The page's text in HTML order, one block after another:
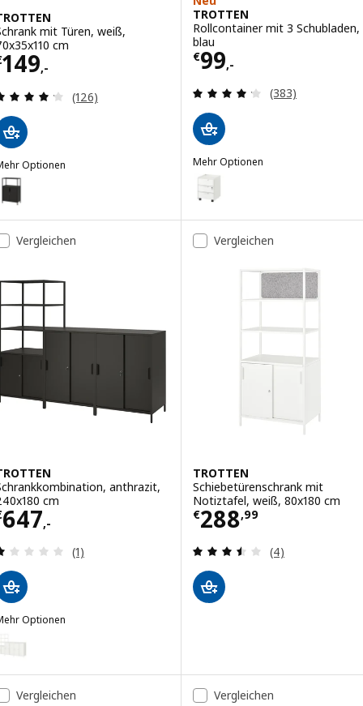
mit Türen, weiß,
cm
149,-€ 149,-
Überprüfung: 4.2 aus 5 sterne. Bewertungen
(126)
Optionen
TROTTEN, Schrank mit Türen, anthrazit, 70x35x110 cm
TROTTEN, Schrank mit Türen, hellgrün, 70x35x110 cm
TROTTEN
Rollcontainer mit 3 Schubladen,
blau
€99,-
Preis € 99,-
Überprüfung:
(383)
Mehr Optionen
TROTTEN
Option: TROTTEN,
Vergleichen
anthrazit,
cm
647,-€ 647,-
Überprüfung: 1 aus 5 sterne. Bewertungen
(1)
Optionen
TROTTEN, Schrankkombination, weiß, 240x180 cm
Vergleichen
TROTTEN
Schiebetürenschrank mit
Notiztafel, weiß, 80x180 cm
€288,99
Preis € 288,99
Überprüfung:
(4)
Vergleichen Vergleichen